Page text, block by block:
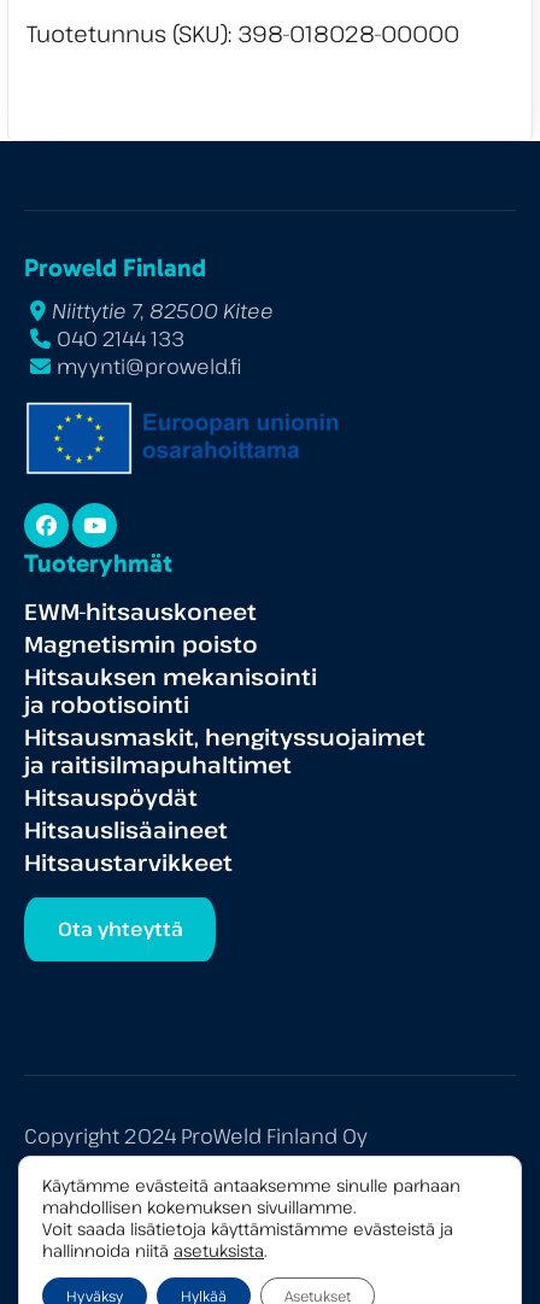
Tuotetunnus (SKU): 398-018028-00000
Proweld Finland
Niittytie 7, 82500 Kitee
040 2144 133
myynti@proweld.fi
Facebook
YouTube
Tuoteryhmät
EWM-hitsauskoneet
Magnetismin poisto
Hitsauksen mekanisointi
ja robotisointi
Hitsausmaskit, hengityssuojaimet
ja raitisilmapuhaltimet
Hitsauspöydät
Hitsauslisäaineet
Hitsaustarvikkeet
Ota yhteyttä
Copyright 2024 ProWeld Finland Oy
Tietosuojaseloste
Yleiset myyntiehdot
Käytämme evästeitä antaaksemme sinulle parhaan
mahdollisen kokemuksen sivuillamme.
Voit saada lisätietoja käyttämistämme evästeistä ja
hallinnoida niitä asetuksista.
Hyväksy Hylkää Asetukset